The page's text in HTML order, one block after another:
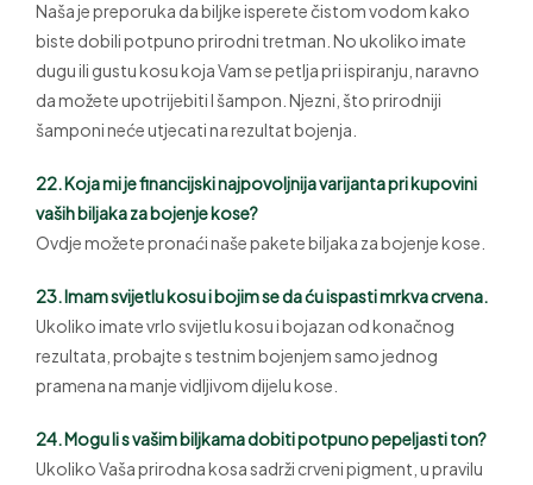
Naša je preporuka da biljke isperete čistom vodom kako
biste dobili potpuno prirodni tretman. No ukoliko imate
dugu ili gustu kosu koja Vam se petlja pri ispiranju, naravno
da možete upotrijebiti I šampon. Njezni, što prirodniji
šamponi neće utjecati na rezultat bojenja.
22. Koja mi je financijski najpovoljnija varijanta pri kupovini
vaših biljaka za bojenje kose?
Ovdje možete pronaći naše pakete biljaka za bojenje kose.
23. Imam svijetlu kosu i bojim se da ću ispasti mrkva crvena.
Ukoliko imate vrlo svijetlu kosu i bojazan od konačnog
rezultata, probajte s testnim bojenjem samo jednog
pramena na manje vidljivom dijelu kose.
24. Mogu li s vašim biljkama dobiti potpuno pepeljasti ton?
Ukoliko Vaša prirodna kosa sadrži crveni pigment, u pravilu